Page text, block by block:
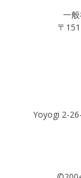
一
〒
Yoyogi 2-